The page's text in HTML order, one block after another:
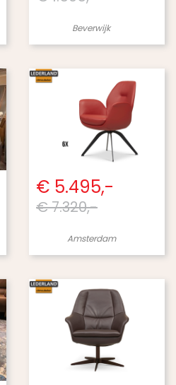
Beverwijk
€ 5.495,-
€ 7.320,-
Amsterdam